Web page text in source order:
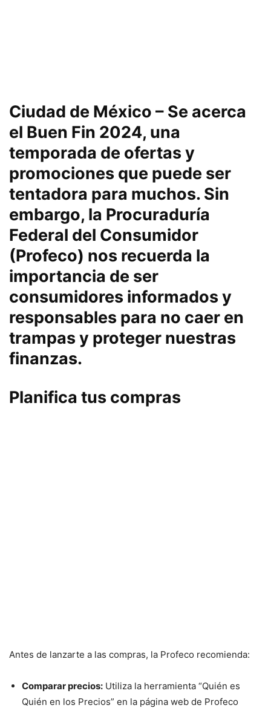
Ciudad de México – Se acerca
el Buen Fin 2024, una
temporada de ofertas y
promociones que puede ser
tentadora para muchos. Sin
embargo, la Procuraduría
Federal del Consumidor
(Profeco) nos recuerda la
importancia de ser
consumidores informados y
responsables para no caer en
trampas y proteger nuestras
finanzas.
Planifica tus compras
Antes de lanzarte a las compras, la Profeco recomienda:
Comparar precios: Utiliza la herramienta “Quién es
Quién en los Precios” en la página web de Profeco